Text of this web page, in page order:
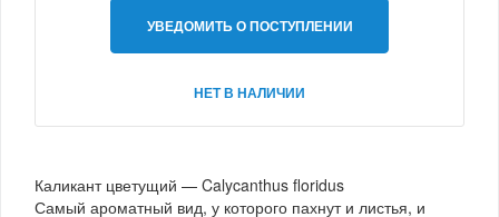
УВЕДОМИТЬ О ПОСТУПЛЕНИИ
НЕТ В НАЛИЧИИ
Каликант цветущий — Calycanthus floridus
Самый ароматный вид, у которого пахнут и листья, и